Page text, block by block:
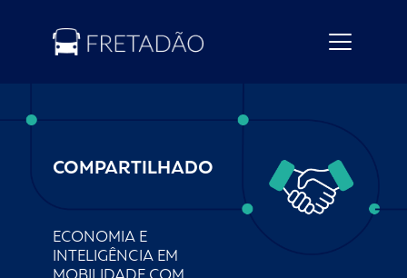
COMPARTILHADO
ECONOMIA E
INTELIGÊNCIA EM
MOBILIDADE COM